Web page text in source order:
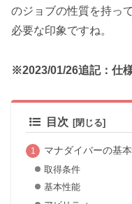
のジョブの性質を持っ
必要な印象ですね。
※2023/01/26追記：仕
目次
マナダイバーの基
取得条件
基本性能